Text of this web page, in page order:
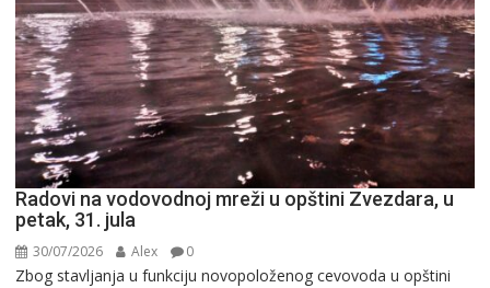
Radovi na vodovodnoj mreži u opštini Zvezdara, u
petak, 31. jula
30/07/2026 Alex 0
Zbog stavljanja u funkciju novopoloženog cevovoda u opštini